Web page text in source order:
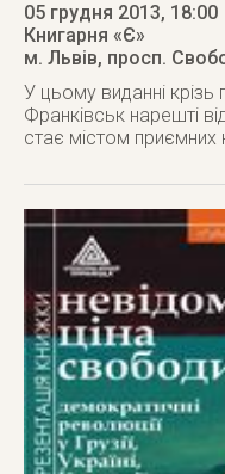
05 грудня 2013, 18:00
Книгарня «Є»
м. Львів, просп.
У цьому виданні крізь
Франківськ нарешті
стає містом приємних